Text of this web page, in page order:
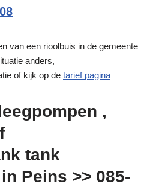
van een rioolbuis in de gemeente
anders,
of kijk op de tarief pagina
,
tank
Peins >> 085-